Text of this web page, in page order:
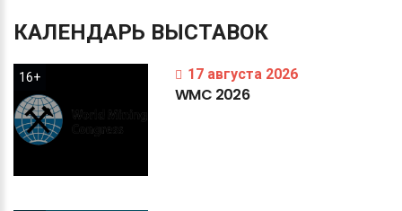
КАЛЕНДАРЬ ВЫСТАВОК
16+ 17 августа 2026
WMC 2026